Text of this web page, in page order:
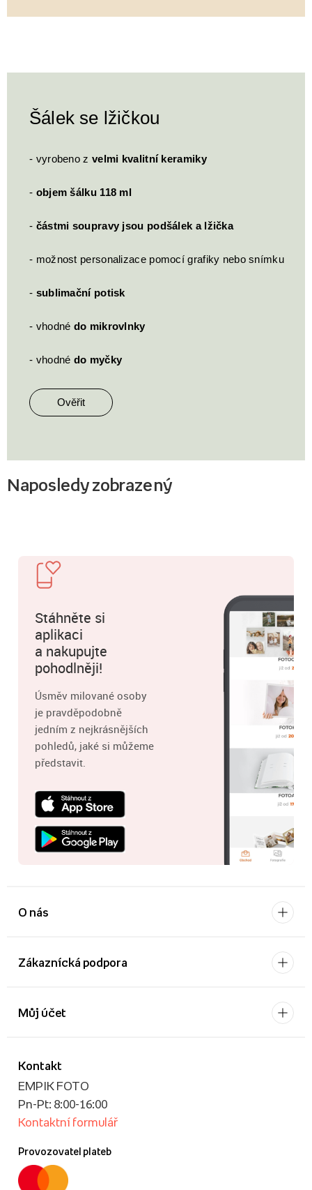
Šálek se lžičkou
- vyrobeno z velmi kvalitní keramiky
- objem šálku 118 ml
- částmi soupravy jsou podšálek a lžička
- možnost personalizace pomocí grafiky nebo snímku
- sublimační potisk
- vhodné do mikrovlnky
- vhodné do myčky
Ověřit
Naposledy zobrazený
Stáhněte si
aplikaci
a nakupujte
pohodlněji!
Úsměv milované osoby
je pravděpodobně
jedním z nejkrásnějších
pohledů, jaké si můžeme
představit.
O nás
Zákaznícká podpora
Kontakt
EMPIK FOTO
Pn-Pt: 8:00-16:00
Kontaktní formulář
Provozovatel plateb
Můj účet